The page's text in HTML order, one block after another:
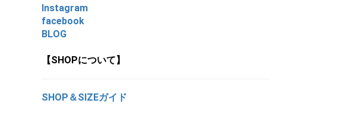
Instagram
facebook
BLOG
【SHOPについて】
SHOP＆SIZEガイド